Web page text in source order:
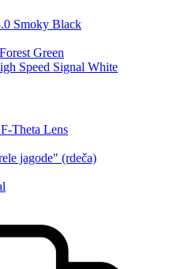
Smoky Black
Green
Speed Signal White
Theta Lens
jagode" (rdeča)